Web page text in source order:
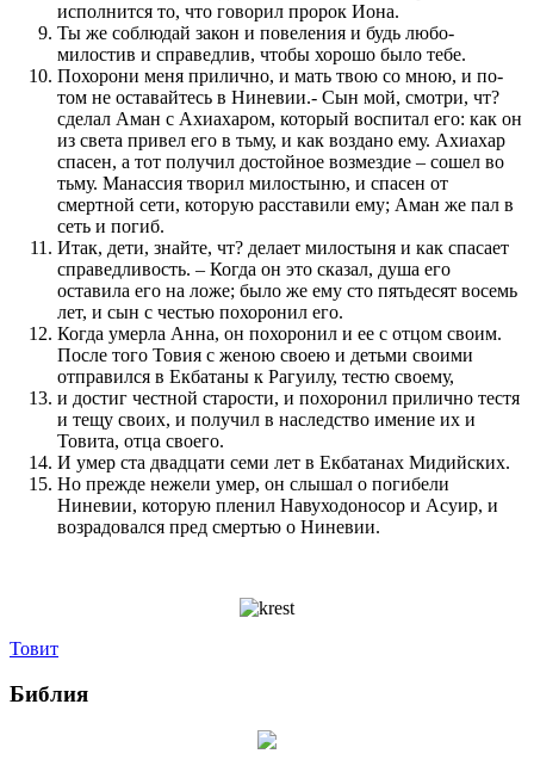
исполнит­ся то, что говорил про­рок Иона.
Ты же соблюдай закон и по­веле­ния и будь любо­
милостив и справедлив, чтобы хорошо было тебе.
Похорони меня при­лично, и мать твою со мною, и по­
том не оставайтесь в Ниневии.- Сын мой, смотри, чт?
сделал Аман с Ахиахаром, который воспитал его: как он
из света при­вел его в тьму, и как воз­дано ему. Ахиахар
спасен, а тот по­лучил достойное воз­мездие – сошел во
тьму. Манассия творил милостыню, и спасен от
смертной сети, которую рас­ставили ему; Аман же пал в
сеть и по­гиб.
Итак, дети, знайте, чт? делает милостыня и как спасает
справедливость. – Когда он это сказал, душа его
оставила его на ложе; было же ему сто пятьдесят восемь
лет, и сын с честью по­хоронил его.
Когда умерла Ан­на, он по­хоронил и ее с отцом сво­им.
После того Товия с женою своею и детьми сво­ими
отправил­ся в Екбатаны к Рагуилу, тестю своему,
и достиг чест­ной старости, и по­хоронил при­лично тестя
и тещу сво­их, и по­лучил в наслед­с­т­во име­ние их и
Товита, отца своего.
И умер ста двадцати семи лет в Екбатанах Мидийских.
Но пре­жде нежели умер, он слы­шал о по­гибели
Ниневии, которую пле­нил Навуходоносор и Асуир, и
воз­радовал­ся пред смертью о Ниневии.
Товит
Библия